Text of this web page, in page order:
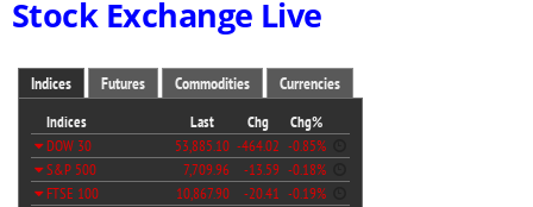
Stock Exchange Live